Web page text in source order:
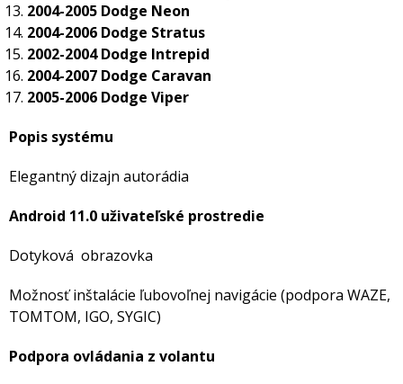
2004-2005 Dodge Neon
2004-2006 Dodge Stratus
2002-2004 Dodge Intrepid
2004-2007 Dodge Caravan
2005-2006 Dodge Viper
Popis systému
Elegantný dizajn autorádia
Android 11.0 uživateľské prostredie
Dotyková obrazovka
Možnosť inštalácie ľubovoľnej navigácie (podpora WAZE,
TOMTOM, IGO, SYGIC)
Podpora ovládania z volantu